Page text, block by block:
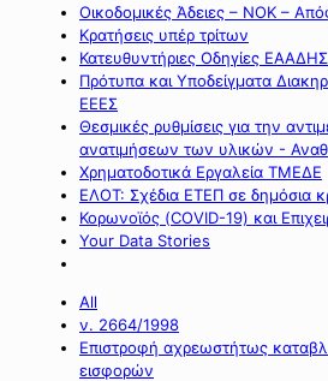
Οικοδομικές Άδειες – ΝΟΚ –
Κρατήσεις υπέρ τρίτων
Κατευθυντήριες Οδηγίες
Πρότυπα και Υποδείγματα
ΕΕΕΣ
Θεσμικές ρυθμίσεις για την
ανατιμήσεων των υλικών -
Χρηματοδοτικά Εργαλεία ΤΜΕΔΕ
ΕΛΟΤ: Σχέδια ΕΤΕΠ σε δημόσια
Κορωνοϊός (COVID-19) και
Your Data Stories
All
ν. 2664/1998
Επιστροφή αχρεωστήτως
εισφορών